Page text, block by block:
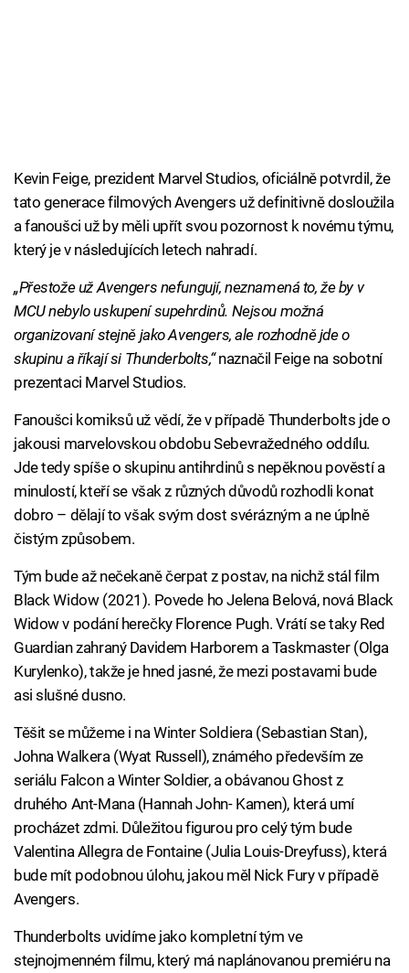
Kevin Feige, prezident Marvel Studios, oficiálně potvrdil, že
tato generace filmových Avengers už definitivně dosloužila
a fanoušci už by měli upřít svou pozornost k novému týmu,
který je v následujících letech nahradí.
„Přestože už Avengers nefungují, neznamená to, že by v
MCU nebylo uskupení supehrdinů. Nejsou možná
organizovaní stejně jako Avengers, ale rozhodně jde o
skupinu a říkají si Thunderbolts,“naznačil Feige na sobotní
prezentaci Marvel Studios.
Fanoušci komiksů už vědí, že v případě Thunderbolts jde o
jakousi marvelovskou obdobu Sebevražedného oddílu.
Jde tedy spíše o skupinu antihrdinů s nepěknou pověstí a
minulostí, kteří se však z různých důvodů rozhodli konat
dobro – dělají to však svým dost svérázným a ne úplně
čistým způsobem.
Tým bude až nečekaně čerpat z postav, na nichž stál film
Black Widow (2021). Povede ho Jelena Belová, nová Black
Widow v podání herečky Florence Pugh. Vrátí se taky Red
Guardian zahraný Davidem Harborem a Taskmaster (Olga
Kurylenko), takže je hned jasné, že mezi postavami bude
asi slušné dusno.
Těšit se můžeme i na Winter Soldiera (Sebastian Stan),
Johna Walkera (Wyat Russell), známého především ze
seriálu Falcon a Winter Soldier, a obávanou Ghost z
druhého Ant-Mana (Hannah John- Kamen), která umí
procházet zdmi. Důležitou figurou pro celý tým bude
Valentina Allegra de Fontaine (Julia Louis-Dreyfuss), která
bude mít podobnou úlohu, jakou měl Nick Fury v případě
Avengers.
Thunderbolts uvidíme jako kompletní tým ve
stejnojmenném filmu, který má naplánovanou premiéru na